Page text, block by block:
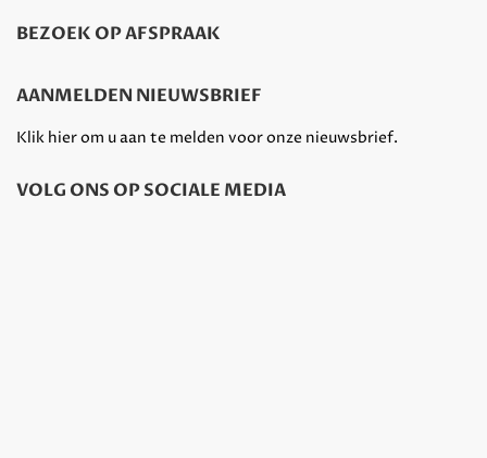
BEZOEK OP AFSPRAAK
AANMELDEN NIEUWSBRIEF
Klik hier om u aan te melden voor onze nieuwsbrief.
VOLG ONS OP SOCIALE MEDIA